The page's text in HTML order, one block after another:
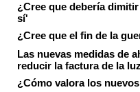
¿Cree que debería
sí'
¿Cree que el fin de la
Las nuevas medidas de
reducir la factura de la
¿Cómo valora los